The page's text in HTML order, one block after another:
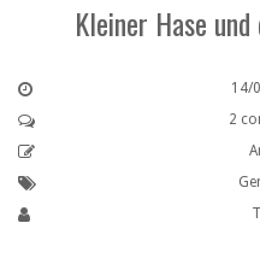
Kleiner Hase
14/
2